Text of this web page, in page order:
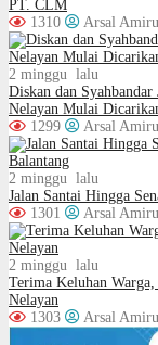
PT. CLM
1310
Arsal
2 minggu lalu
Diskan dan
Nelayan Mulai
1299
Arsal
2 minggu lalu
Jalan Santai Hingga
1301
Arsal
2 minggu lalu
Terima Keluhan
Nelayan
1303
Arsal